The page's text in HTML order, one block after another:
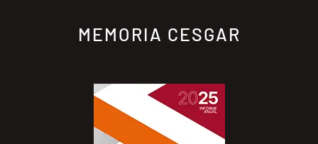
MEMORIA CESGAR